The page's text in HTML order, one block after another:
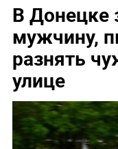
В Донецке
мужчину,
разнять
улице